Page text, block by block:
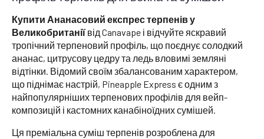
Купити Ананасовий експрес терпенів у
Великобританії від Canavape і відчуйте яскравий
тропічний терпеновий профіль, що поєднує солодкий
ананас, цитрусову цедру та ледь вловимі земляні
відтінки. Відомий своїм збалансованим характером,
що піднімає настрій, Pineapple Express є одним з
найпопулярніших терпенових профілів для вейп-
композицій і кастомних канабіноїдних сумішей.
Ця преміальна суміш терпенів розроблена для